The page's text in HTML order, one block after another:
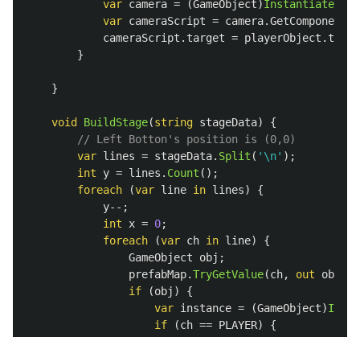
var camera = (GameObject )Instantiate
var cameraScript = camera.GetComponent
cameraScript . target = playerObject .
}
}
void BuildStage(string stageData)
{
// Left Botton's position is (0,0)
var lines = stageData. Split ( '\n' );
int
y = lines . Count ();
foreach
(var line in lines)
{
y--;
int
x = 0;
foreach
(var ch in line)
{
GameObject
obj ;
prefabMap.TryGetValue(ch, out obj
if
(obj )
{
var instance = (GameObject)
if
(ch == PLAYER)
{